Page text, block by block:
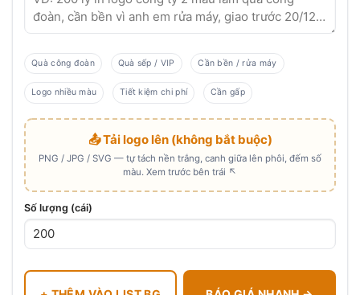
Quà công đoàn Quà sếp / VIP Cần bền / rửa máy
Logo nhiều màu Tiết kiệm chi phí Cần gấp
📤 Tải logo lên (không bắt buộc)
PNG / JPG / SVG — tự tách nền trắng, canh giữa lên phôi, đếm số
màu. Xem trước bên trái ↖
Số lượng (cái)